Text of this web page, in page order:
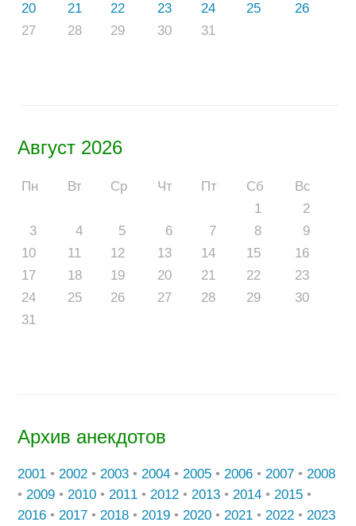
20
21 22 23 24 25
26
27
28 29 30 31
Август 2026
Пн Вт Ср Чт Пт Сб
Вс
1
2
3
4 5 6 7 8
9
10
11 12 13 14 15
16
17
18 19 20 21 22
23
24
25 26 27 28 29
30
31
Архив анекдотов
2001 • 2002 • 2003 • 2004 • 2005 • 2006 • 2007 • 2008
• 2009 • 2010 • 2011 • 2012 • 2013 • 2014 • 2015 •
2016 • 2017 • 2018 • 2019 • 2020 • 2021 • 2022 • 2023